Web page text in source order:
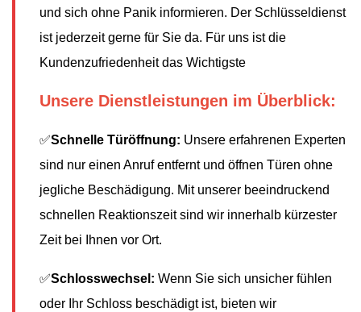
und sich ohne Panik informieren. Der Schlüsseldienst
ist jederzeit gerne für Sie da. Für uns ist die
Kundenzufriedenheit das Wichtigste
Unsere Dienstleistungen im Überblick:
✅Schnelle Türöffnung: Unsere erfahrenen Experten
sind nur einen Anruf entfernt und öffnen Türen ohne
jegliche Beschädigung. Mit unserer beeindruckend
schnellen Reaktionszeit sind wir innerhalb kürzester
Zeit bei Ihnen vor Ort.
✅Schlosswechsel: Wenn Sie sich unsicher fühlen
oder Ihr Schloss beschädigt ist, bieten wir